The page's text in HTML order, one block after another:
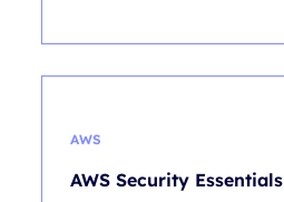
AWS
AWS Security Essentials